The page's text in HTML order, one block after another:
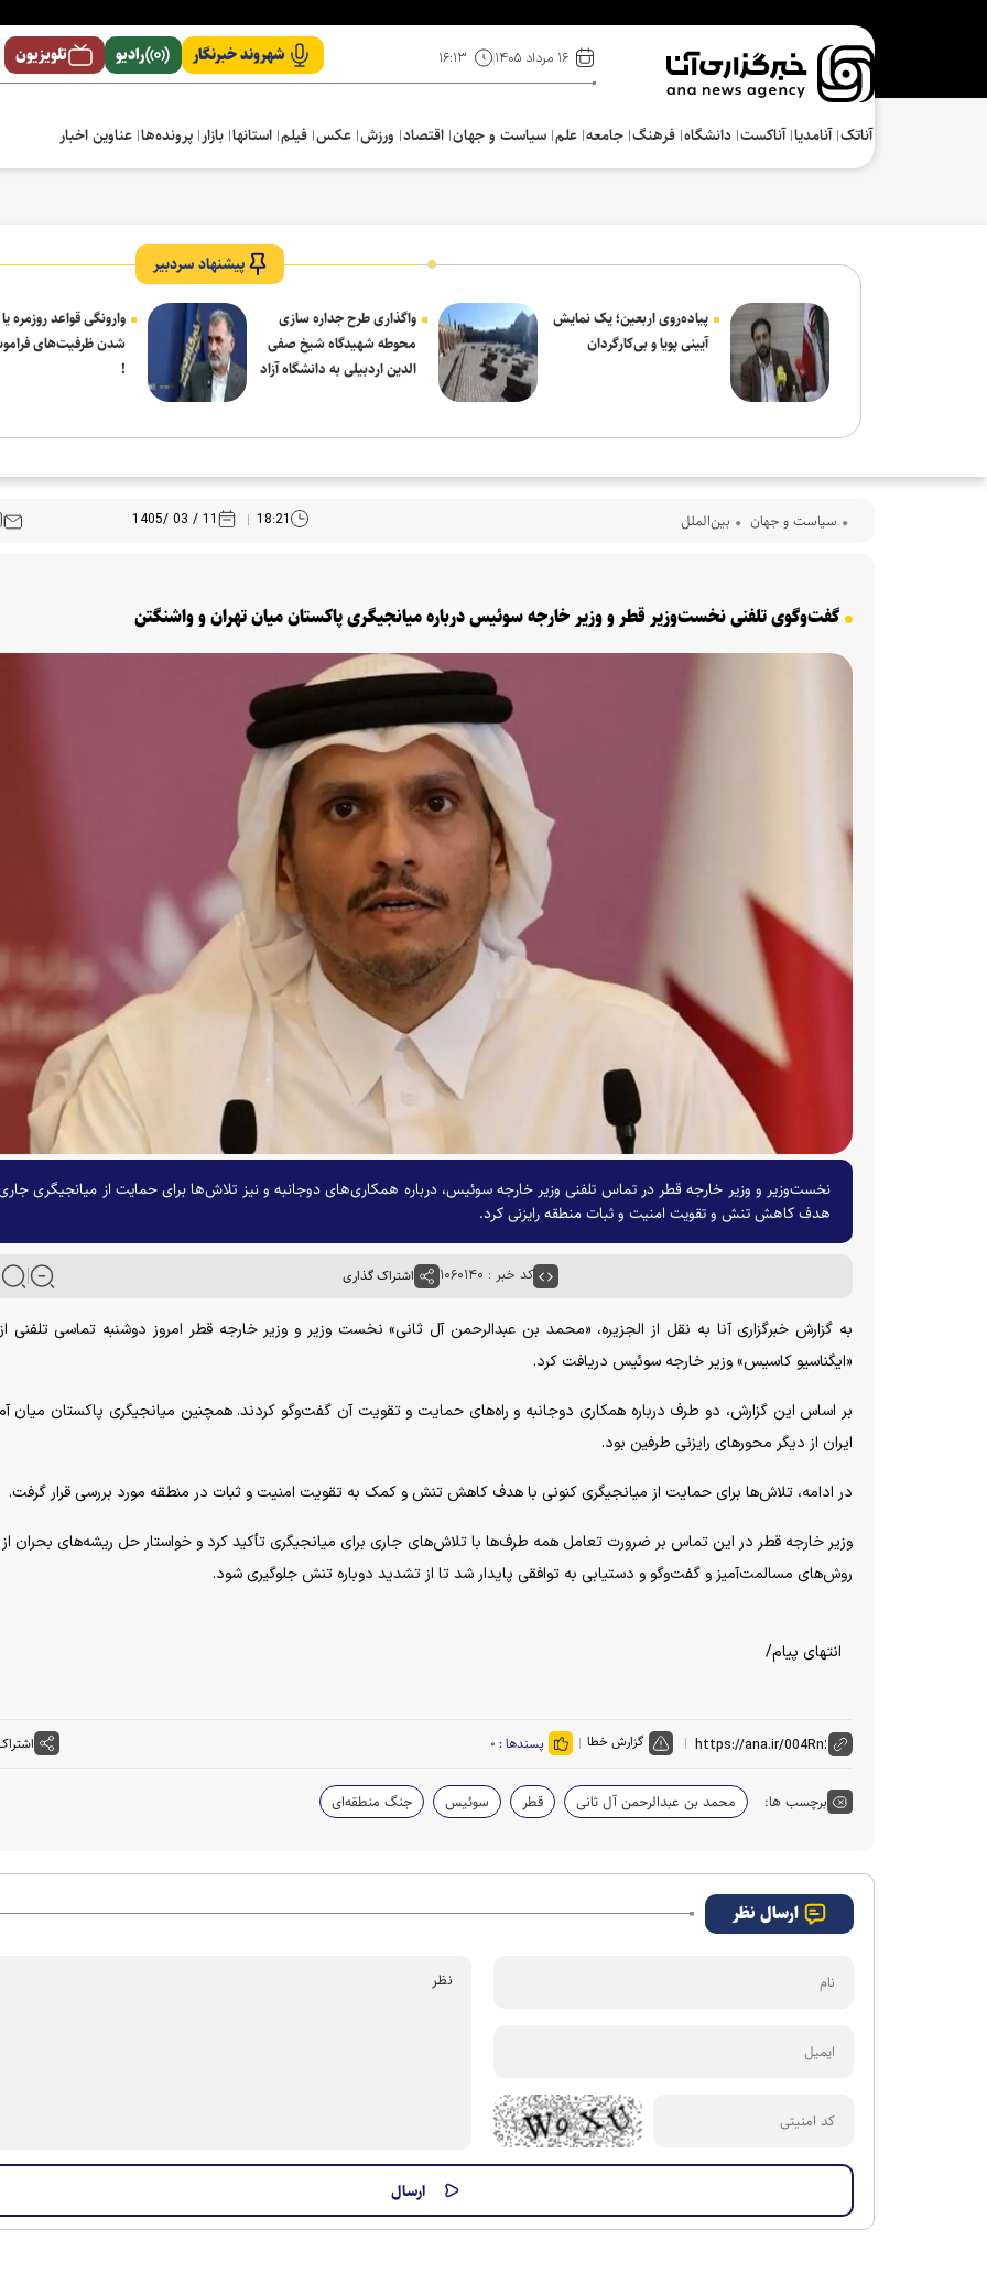
۱۶ مرداد ۱۴۰۵ ۱۶:۱۳ شهروند خبرنگار رادیو تلویزیون
آناتک آنامدیا آناکست دانشگاه فرهنگ‌ جامعه علم سیاست و جهان اقتصاد ورزش عکس فیلم استانها بازار پرونده‌ها عناوین اخبار
پیشنهاد سردبیر
پیاده‌روی اربعین؛ یک نمایش
آیینی پویا و بی‌کارگردان
واگذاری طرح جداره سازی
محوطه شهیدگاه شیخ صفی
الدین اردبیلی به دانشگاه آزاد
وارونگی قواعد روزمره
شدن ظرفیت‌های
!
سیاست و جهان بین‌الملل 18:21
11 / 03 /1405
گفت‌وگوی تلفنی نخست‌وزیر قطر و وزیر خارجه سوئیس درباره میانجیگری پاکستان میان تهران و واشنگتن
نخست‌وزیر و وزیر خارجه قطر در تماس تلفنی وزیر خارجه سوئیس، درباره همکاری‌های دوجانبه و نیز تلاش‌ها برای حمایت از میانجیگری
هدف کاهش تنش و تقویت امنیت و ثبات منطقه رایزنی کرد.
کد خبر : ۱۰۶۰۱۴۰ اشتراک گذاری
به گزارش خبرگزاری آنا به نقل از الجزیره، «محمد بن عبدالرحمن آل ثانی» نخست وزیر و وزیر خارجه قطر امروز دوشنبه تماسی تلفنی
«ایگناسیو کاسیس» وزیر خارجه سوئیس دریافت کرد.
بر اساس این گزارش، دو طرف درباره همکاری دوجانبه و راه‌های حمایت و تقویت آن گفت‌و‌گو کردند. همچنین میانجیگری پاکستان میان
ایران از دیگر محور‌های رایزنی طرفین بود.
در ادامه، تلاش‌ها برای حمایت از میانجیگری کنونی با هدف کاهش تنش و کمک به تقویت امنیت و ثبات در منطقه مورد بررسی قرار گرفت.
وزیر خارجه قطر در این تماس بر ضرورت تعامل همه طرف‌ها با تلاش‌های جاری برای میانجیگری تأکید کرد و خواستار حل ریشه‌های بحران
روش‌های مسالمت‌آمیز و گفت‌و‌گو و دستیابی به توافقی پایدار شد تا از تشدید دوباره تنش جلوگیری شود.
انتهای پیام/
گزارش خطا پسندها : ۰
برچسب ها: محمد بن عبدالرحمن آل ثانی قطر سوئیس جنگ منطقه‌ای
ارسال نظر